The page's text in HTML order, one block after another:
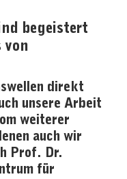
begeistert
von
direkt
unsere Arbeit
weiterer
auch wir
Prof. Dr.
für